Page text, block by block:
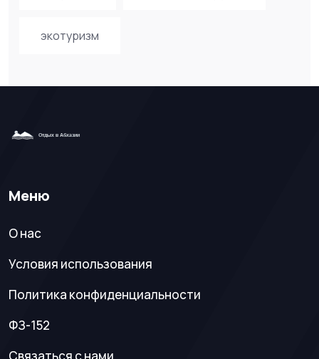
экотуризм
Меню
О нас
Условия использования
Политика конфиденциальности
ФЗ-152
Связаться с нами